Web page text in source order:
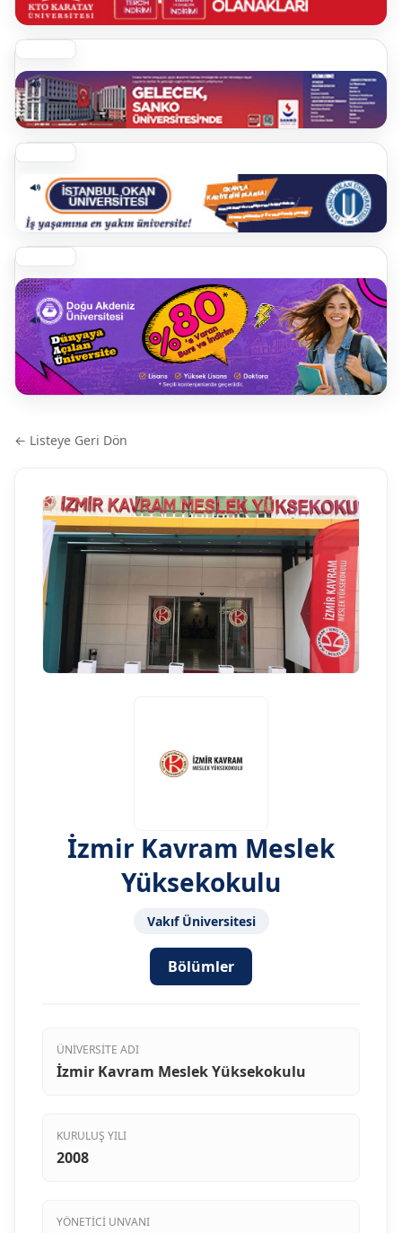
← Listeye Geri Dön
İzmir Kavram Meslek
Yüksekokulu
Vakıf Üniversitesi
Bölümler
ÜNIVERSITE ADI
İzmir Kavram Meslek Yüksekokulu
KURULUŞ YILI
2008
YÖNETICI UNVANI